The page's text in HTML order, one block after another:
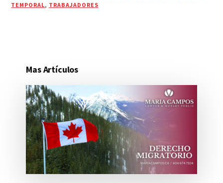
TEMPORAL, TRABAJADORES
Mas Artículos